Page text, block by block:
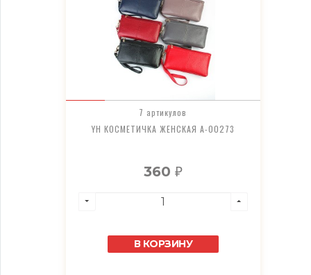
7 артикулов
YH КОСМЕТИЧКА ЖЕНСКАЯ A-00273
360 ₽
В КОРЗИНУ